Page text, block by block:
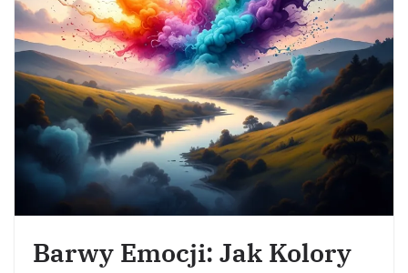
Barwy Emocji: Jak Kolory